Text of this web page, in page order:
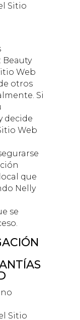
Sitio
Beauty
Web
otros
Si
decide
Web
que
Nelly
se
no
Sitio